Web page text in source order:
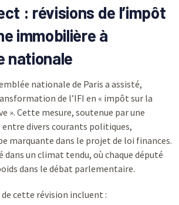
: révisions de l’impôt
immobilière à
nationale
nationale de Paris a assisté,
de l’IFI en « impôt sur la
». Cette mesure, soutenue par une
divers courants politiques,
marquante dans le projet de loi finances.
dans un climat tendu, où chaque député
dans le débat parlementaire.
cette révision incluent :